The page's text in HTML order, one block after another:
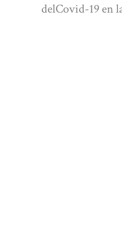
delCovid-19 en